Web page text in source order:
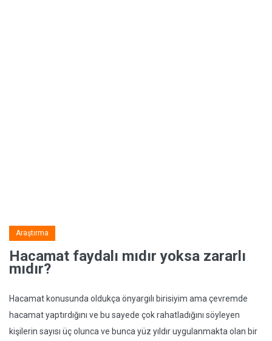
Araştırma
Hacamat faydalı mıdır yoksa zararlı
mıdır?
Hacamat konusunda oldukça önyargılı birisiyim ama çevremde
hacamat yaptırdığını ve bu sayede çok rahatladığını söyleyen
kişilerin sayısı üç olunca ve bunca yüz yıldır uygulanmakta olan bir